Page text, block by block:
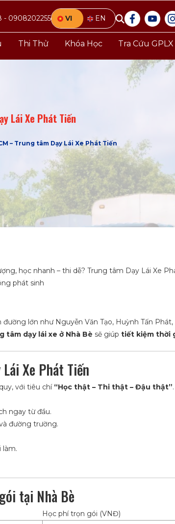
- 0908202255 VI EN
Thi Thử Khóa Học Tra Cứu GPLX
Lái Xe Phát Tiến
– Trung tâm Dạy Lái Xe Phát Tiến
học nhanh – thi dễ? Trung tâm Dạy Lái Xe
phát sinh
lớn như Nguyễn Văn Tạo, Huỳnh Tấn
tâm dạy lái xe ở Nhà Bè sẽ giúp tiết kiệm thời
Xe Phát Tiến
với tiêu chí “Học thật – Thi thật – Đậu thật”.
ngay từ đầu.
đường trường.
làm.
tại Nhà Bè
Học phí trọn gói (VNĐ)